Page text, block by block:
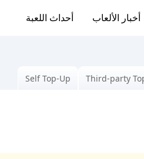
أخبار الألعاب أحداث اللعبة
Third-party
Self Top-Up